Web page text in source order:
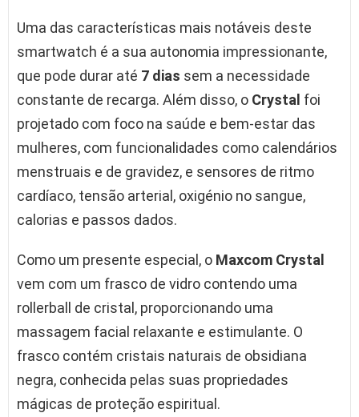
Uma das características mais notáveis deste
smartwatch é a sua autonomia impressionante,
que pode durar até 7 dias sem a necessidade
constante de recarga. Além disso, o Crystal foi
projetado com foco na saúde e bem-estar das
mulheres, com funcionalidades como calendários
menstruais e de gravidez, e sensores de ritmo
cardíaco, tensão arterial, oxigénio no sangue,
calorias e passos dados.
Como um presente especial, o Maxcom Crystal
vem com um frasco de vidro contendo uma
rollerball de cristal, proporcionando uma
massagem facial relaxante e estimulante. O
frasco contém cristais naturais de obsidiana
negra, conhecida pelas suas propriedades
mágicas de proteção espiritual.